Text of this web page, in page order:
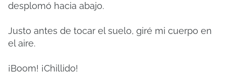
desplomó hacia abajo.
Justo antes de tocar el suelo, giré mi cuerpo en
el aire.
¡Boom! ¡Chillido!